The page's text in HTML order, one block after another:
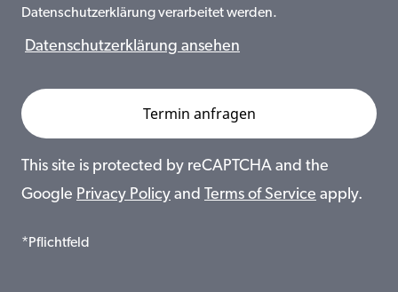
Datenschutzerklärung verarbeitet werden.
Datenschutzerklärung ansehen
This site is protected by reCAPTCHA and the
Google Privacy Policy and Terms of Service apply.
*Pflichtfeld